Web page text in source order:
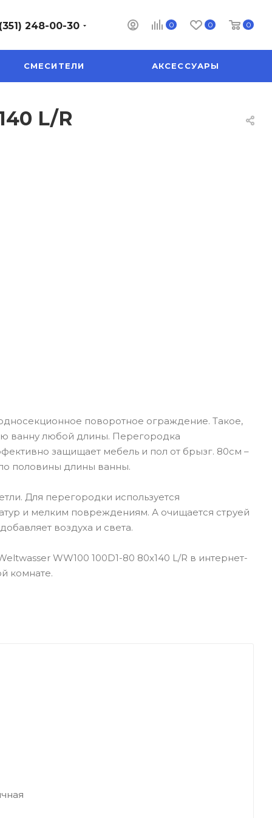
0 0 0
248-00-30
СМЕСИТЕЛИ АКСЕССУАРЫ
L/R
поворотное ограждение. Такое,
ванну любой длины. Перегородка
защищает мебель и пол от брызг. 80см –
половины длины ванны.
Для перегородки используется
и мелким повреждениям. А очищается струей
воздуха и света.
WW100 100D1-80 80x140 L/R в интернет-
комнате.